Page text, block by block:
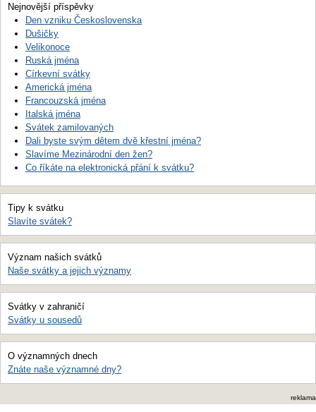
Nejnovější příspěvky
Den vzniku Československa
Dušičky
Velikonoce
Ruská jména
Církevní svátky
Americká jména
Francouzská jména
Italská jména
Svátek zamilovaných
Dali byste svým dětem dvě křestní jména?
Slavíme Mezinárodní den žen?
Co říkáte na elektronická přání k svátku?
Tipy k svátku
Slavíte svátek?
Význam našich svátků
Naše svátky a jejich významy
Svátky v zahraničí
Svátky u sousedů
O významných dnech
Znáte naše významné dny?
reklama